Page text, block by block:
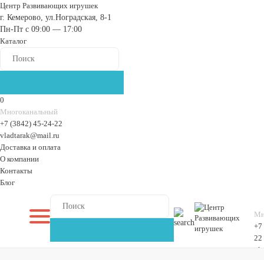
Центр Развивающих игрушек
г. Кемерово, ул.Ноградская, 8-1
Пн-Пт с 09:00 — 17:00
Каталог
0
Многоканальный
+7 (3842) 45-24-22
vladtarak@mail.ru
Доставка и оплата
О компании
Контакты
Блог
+7
22